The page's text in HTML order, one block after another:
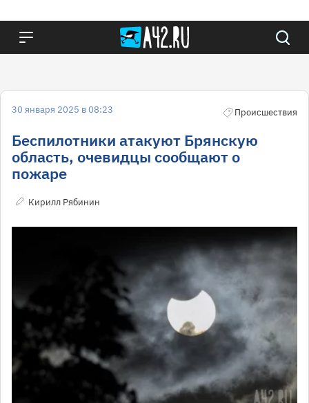
30 января 2025 в 08:23 Происшествия
Беспилотники атакуют Брянскую
область, очевидцы сообщают о
пожаре
Кирилл Рябинин